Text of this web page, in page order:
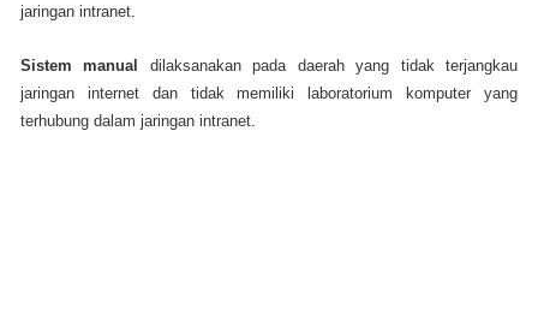
jaringan intranet.
Sistem manual dilaksanakan pada daerah yang tidak terjangkau
jaringan internet dan tidak memiliki laboratorium komputer yang
terhubung dalam jaringan intranet.